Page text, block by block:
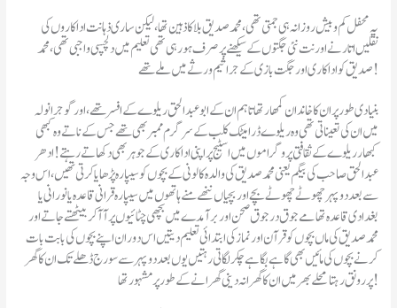
یہ محفل کم و بیش روزانہ ہی جمتی تھی ،محمد صدیق بلا کا ذہین تھا ،لیکن ساری ذہانت اداکاروں کی
نقلیں اتارنے اور نت نئی جگتوں کے سیکھنے پر صرف ہورہی تھی تعلیم میں دلچسپی واجبی تھی، محمد
صدیق کو اداکاری اور جگت بازی کے جراثیم ورثے میں ملے تھے !
بنیادی طور پر ان کا خاندان کمھار تھا تاہم ان کے ابو عبدالحق ریلوے کے افسر تھے ، اور گوجرانولہ
میں ان کی تعیناتی تھی وہ ریلوے ڈرامیٹک کلب کے سرگرم ممبر بھی تھے جس کے ناتے وہ کبھی
کبھار ریلوے کے ثقافتی پروگراموں میں اسٹیج پر اپنی اداکاری کے جوہر بھی دکھاتے رہتے ! ادھر
عبدالحق صاحب کی بیگم یعنی محمد صدیق کی والدہ کالونی کے بچوں کو سیپارہ پڑھایا کرتی تھیں، اس وجہ
سے بعد دوپہر چھوٹے چھوٹے بچے اور بچیاں ننھے منے ہاتھوں میں سیپارہ قرانی قاعدہ یا نورانی یا
بغدادی قاعدہ تھامے جوق در جوق صحن اور برآمدے میں بچھی چٹائیوں پر آ آ کر بیٹھتے جاتے اور
محمد صدیق کی ماں بچوں کو قرآن اور نماز کی ابتدائی تعلیم دیتیں اس دوران اپنے بچوں کی بابت بات
کرنے بچوں کی مائیں بھی گاہے بگاہے چکر لگاتی رہتیں یوں بعد دوپہر سے سورج ڈھلے تک ان کا گھر
پررونق رہتا محلے بھر میں ان کا گھرانہ دینی گھرانے کے طور پر مشہور تھا !